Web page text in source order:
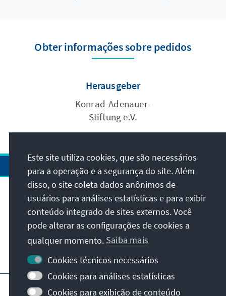
Obter informações sobre pedidos
Herausgeber
Konrad-Adenauer-
Stiftung e.V.
Endereço
Contato
Visite também
Página principal da KAS
Este site utiliza cookies, que são necessários
para a operação e a segurança do site. Além
disso, o site coleta dados anônimos de
usuários para análises estatísticas e para exibir
conteúdo integrado de sites externos. Você
pode alterar as configurações de cookies a
qualquer momento. Saiba mais
Cookies técnicos necessários
Cookies para análises estatísticas
Cookies para exibição de conteúdo